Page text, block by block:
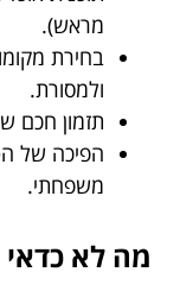
מראש).
בחירת
ולמסורת.
תזמון חכם
הפיכה של
משפחתי.
מה לא כדאי